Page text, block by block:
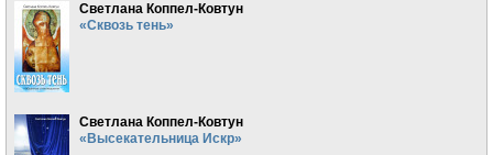
Светлана Коппел-Ковтун
«Сквозь тень»
Светлана Коппел-Ковтун
«Высекательница Искр»